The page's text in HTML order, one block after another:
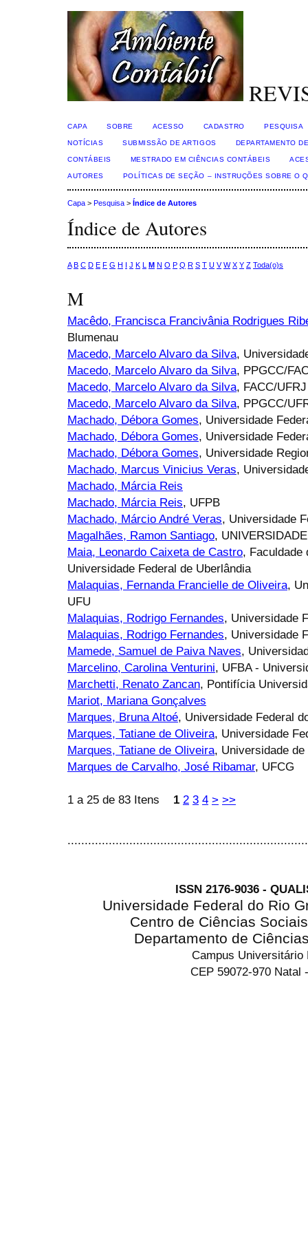
CAPA SOBRE ACESSO CADASTRO PESQUISA
NOTÍCIAS SUBMISSÃO DE ARTIGOS DEPARTAMENTO
CONTÁBEIS MESTRADO EM CIÊNCIAS CONTÁBEIS
AUTORES POLÍTICAS DE SEÇÃO – INSTRUÇÕES SOBRE O
Capa > Pesquisa > Índice de Autores
Índice de Autores
A B C D E F G H I J K L M N O P Q R S T U V W X Y Z Toda(o)s
M
Macêdo, Francisca Francivânia Rodrigues
Blumenau
Macedo, Marcelo Alvaro da Silva,
Macedo, Marcelo Alvaro da Silva, PPGCC/
Macedo, Marcelo Alvaro da Silva, FACC/UFRJ
Macedo, Marcelo Alvaro da Silva, PPGCC/
Machado, Débora Gomes, Universidade
Machado, Débora Gomes, Universidade
Machado, Débora Gomes, Universidade
Machado, Marcus Vinicius Veras,
Machado, Márcia Reis
Machado, Márcia Reis, UFPB
Machado, Márcio André Veras, Universidade
Magalhães, Ramon Santiago,
Maia, Leonardo Caixeta de Castro, Faculdade
Universidade Federal de Uberlândia
Malaquias, Fernanda Francielle de Oliveira,
UFU
Malaquias, Rodrigo Fernandes, Universidade
Malaquias, Rodrigo Fernandes, Universidade
Mamede, Samuel de Paiva Naves,
Marcelino, Carolina Venturini, UFBA -
Marchetti, Renato Zancan, Pontifícia
Mariot, Mariana Gonçalves
Marques, Bruna Altoé, Universidade Federal
Marques, Tatiane de Oliveira, Universidade
Marques, Tatiane de Oliveira, Universidade
Marques de Carvalho, José Ribamar, UFCG
1 a 25 de 83 Itens 1 2 3 4 > >>
ISSN 2176-9036 -
Universidade Federal do Rio
Centro de Ciências
Departamento de
Campus Universitário
CEP 59072-970 Natal